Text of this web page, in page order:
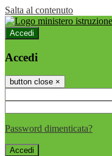
Salta al contenuto
Accedi
Accedi
button close ×
Password dimenticata?